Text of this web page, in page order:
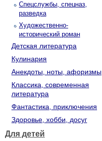
Спецслужбы, спецназ,
разведка
Художественно-
исторический роман
Детская литература
Кулинария
Анекдоты, ноты, афоризмы
Классика, современная
литература
Фантастика, приключения
Здоровье, хобби, досуг
Для детей